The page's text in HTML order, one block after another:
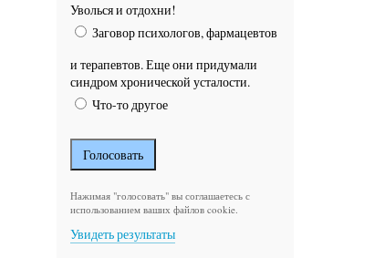
Уволься и отдохни!
Заговор психологов, фармацевтов
и терапевтов. Еще они придумали
синдром хронической усталости.
Что-то другое
Нажимая "голосовать" вы соглашаетесь с
использованием ваших файлов cookie.
Увидеть результаты